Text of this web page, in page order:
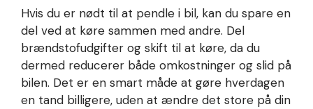
Hvis du er nødt til at pendle i bil, kan du spare en
del ved at køre sammen med andre. Del
brændstofudgifter og skift til at køre, da du
dermed reducerer både omkostninger og slid på
bilen. Det er en smart måde at gøre hverdagen
en tand billigere, uden at ændre det store på din